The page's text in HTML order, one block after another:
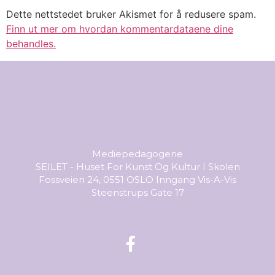
Dette nettstedet bruker Akismet for å redusere spam.
Finn ut mer om hvordan kommentardataene dine
behandles.
Mediepedagogene
SEILET - Huset For Kunst Og Kultur I Skolen
Fossveien 24, 0551 OSLO Inngang Vis-A-Vis
Steenstrups Gate 17